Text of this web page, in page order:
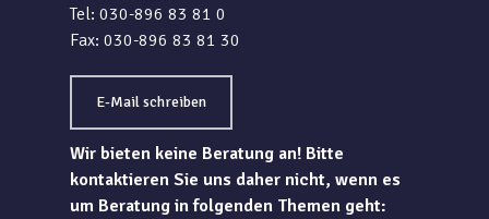
Tel: 030-896 83 81 0
Fax: 030-896 83 81 30
E-Mail schreiben
Wir bieten keine Beratung an! Bitte
kontaktieren Sie uns daher nicht, wenn es
um Beratung in folgenden Themen geht: